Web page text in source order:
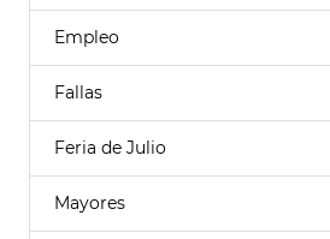
Empleo
Fallas
Feria de Julio
Mayores